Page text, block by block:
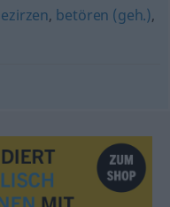
, betören (geh.),